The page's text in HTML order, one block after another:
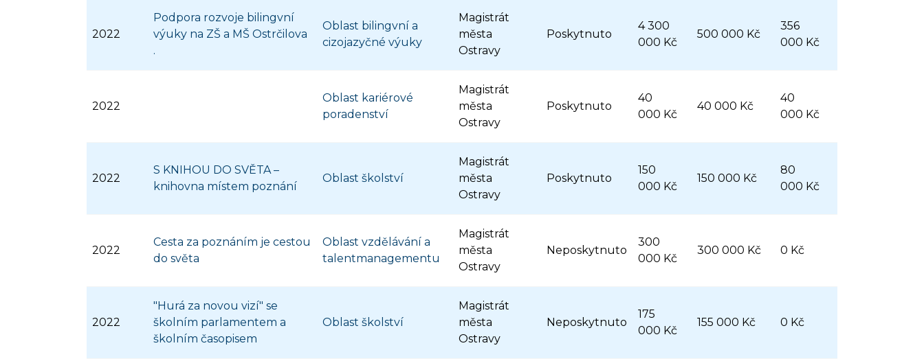
2022
Podpora rozvoje bilingvní
výuky na ZŠ a MŠ Ostrčilova
.
Oblast bilingvní a
cizojazyčné výuky
Magistrát
města
Ostravy
Poskytnuto
4 300
000 Kč
500 000 Kč
356
000 Kč
2022
Oblast kariérové
poradenství
Magistrát
města
Ostravy
Poskytnuto
40
000 Kč
40 000 Kč
40
000 Kč
2022
S KNIHOU DO SVĚTA –
knihovna místem poznání
Oblast školství
Magistrát
města
Ostravy
Poskytnuto
150
000 Kč
150 000 Kč
80
000 Kč
2022
Cesta za poznáním je cestou
do světa
Oblast vzdělávání a
talentmanagementu
Magistrát
města
Ostravy
Neposkytnuto
300
000 Kč
300 000 Kč 0 Kč
2022
"Hurá za novou vizí" se
školním parlamentem a
školním časopisem
Oblast školství
Magistrát
města
Ostravy
Neposkytnuto
175
000 Kč
155 000 Kč 0 Kč